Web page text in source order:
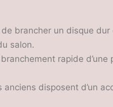
brancher un disque dur
salon.
rapide d’une
disposent d’un